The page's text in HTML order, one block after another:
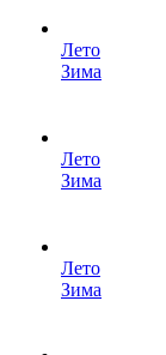
Лето
Зима
Лето
Зима
Лето
Зима